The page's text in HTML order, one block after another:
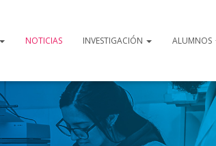
NOTICIAS INVESTIGACIÓN ALUMNOS